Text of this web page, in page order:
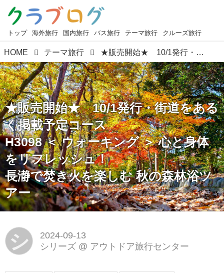
トップ 海外旅行 国内旅行 バス旅行 テーマ旅行 クルーズ旅行
HOME テーマ旅行 ★販売開始★ 10/1発行・街道をあるく掲載予定コース H3098 ＜ ウォーキング ＞ 心と身体をリフレッシュ！ 長瀞で焚き火を楽しむ 秋の森林浴ツアー
★販売開始★ 10/1発行・街道をある
く掲載予定コース
H3098 ＜ ウォーキング ＞ 心と身体
をリフレッシュ！
長瀞で焚き火を楽しむ 秋の森林浴ツ
アー
シ
2024-09-13
シリーズ @ アウトドア旅行センター